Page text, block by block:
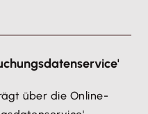
über die Online-